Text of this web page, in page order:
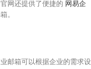
网还提供了便捷的 网易企
。
邮箱可以根据企业的需求设